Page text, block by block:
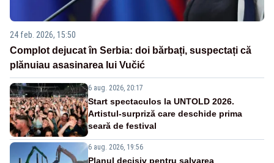
24 feb. 2026, 15:50
Complot dejucat în Serbia: doi bărbați, suspectați că
plănuiau asasinarea lui Vučić
6 aug. 2026, 20:17
Start spectaculos la UNTOLD 2026.
Artistul-surpriză care deschide prima
seară de festival
6 aug. 2026, 19:56
Planul decisiv pentru salvarea